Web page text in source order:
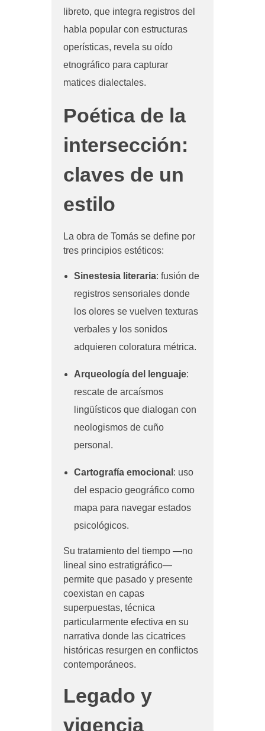
libreto, que integra registros del
habla popular con estructuras
operísticas, revela su oído
etnográfico para capturar
matices dialectales.
Poética de la
intersección:
claves de un
estilo
La obra de Tomás se define por
tres principios estéticos:
Sinestesia literaria: fusión de
registros sensoriales donde
los olores se vuelven texturas
verbales y los sonidos
adquieren coloratura métrica.
Arqueología del lenguaje:
rescate de arcaísmos
lingüísticos que dialogan con
neologismos de cuño
personal.
Cartografía emocional : uso
del espacio geográfico como
mapa para navegar estados
psicológicos.
Su tratamiento del tiempo —no
lineal sino estratigráfico—
permite que pasado y presente
coexistan en capas
superpuestas, técnica
particularmente efectiva en su
narrativa donde las cicatrices
históricas resurgen en conflictos
contemporáneos.
Legado y
vigencia